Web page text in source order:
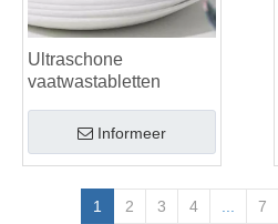
Ultraschone
vaatwastabletten
Informeer
1 2 3 4 7